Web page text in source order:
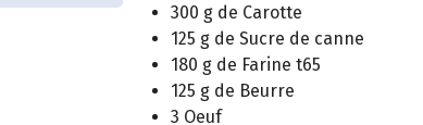
300 g de Carotte
125 g de Sucre de canne
180 g de Farine t65
125 g de Beurre
3 Oeuf